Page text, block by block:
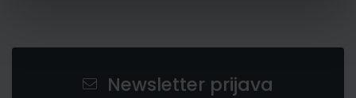
Newsletter prijava